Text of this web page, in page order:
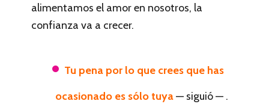
alimentamos el amor en nosotros, la
confianza va a crecer.
Tu pena por lo que crees que has
ocasionado es sólo tuya— siguió — .